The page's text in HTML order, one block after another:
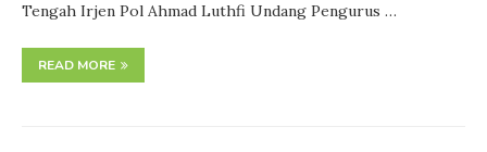
Tengah Irjen Pol Ahmad Luthfi Undang Pengurus …
READ MORE